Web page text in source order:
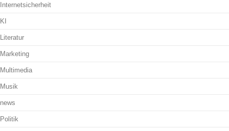
Internetsicherheit
KI
Literatur
Marketing
Multimedia
Musik
news
Politik